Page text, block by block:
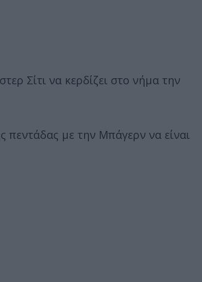
Σίτι να κερδίζει στο νήμα την
πεντάδας με την Μπάγερν να είναι